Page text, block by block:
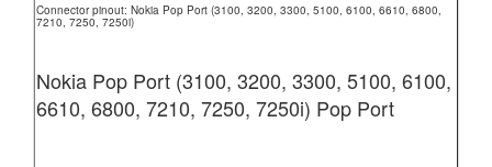
Connector pinout: Nokia Pop Port (3100, 3200, 3300, 5100, 6100, 6610, 6800,
7210, 7250, 7250i)
Nokia Pop Port (3100, 3200, 3300, 5100, 6100,
6610, 6800, 7210, 7250, 7250i) Pop Port